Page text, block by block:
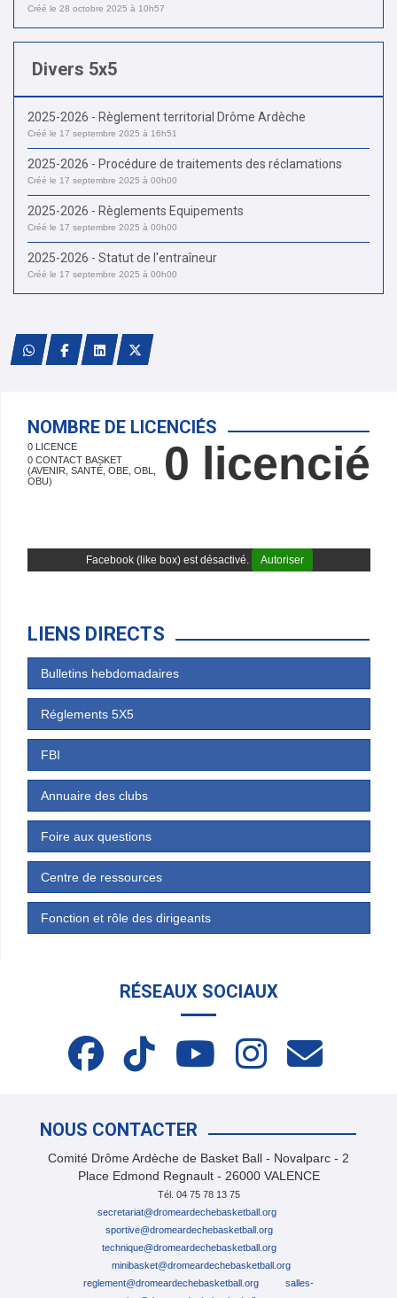
Créé le 28 octobre 2025 à 10h57
Divers 5x5
2025-2026 - Règlement territorial Drôme Ardèche
Créé le 17 septembre 2025 à 16h51
2025-2026 - Procédure de traitements des réclamations
Créé le 17 septembre 2025 à 00h00
2025-2026 - Règlements Equipements
Créé le 17 septembre 2025 à 00h00
2025-2026 - Statut de l'entraîneur
Créé le 17 septembre 2025 à 00h00
NOMBRE DE LICENCIÉS
0 LICENCE
0 CONTACT BASKET
(AVENIR, SANTÉ, OBE, OBL,
OBU)
0 licencié
Facebook (like box) est désactivé. Autoriser
LIENS DIRECTS
Bulletins hebdomadaires
Réglements 5X5
FBI
Annuaire des clubs
Foire aux questions
Centre de ressources
Fonction et rôle des dirigeants
RÉSEAUX SOCIAUX
NOUS CONTACTER
Comité Drôme Ardèche de Basket Ball - Novalparc - 2
Place Edmond Regnault - 26000 VALENCE
Tél. 04 75 78 13 75
secretariat@dromeardechebasketball.org
sportive@dromeardechebasketball.org
technique@dromeardechebasketball.org
minibasket@dromeardechebasketball.org
reglement@dromeardechebasketball.org
salles-